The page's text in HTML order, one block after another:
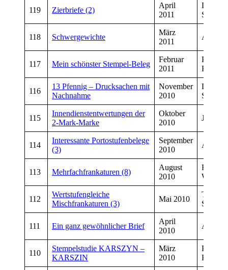
119 Zierbriefe (2)
April
2011
Dirk
118 Schwergewichte
März
2011
117 Mein schönster Stempel-Beleg
Februar
2011
Peter
116
13 Pfennig – Drucksachen mit
Nachnahme
November
2010
Dirk
115
Innendienstentwertungen der
2-Mark-Marke
Oktober
2010
Jürgen
114
Interessante Portostufenbelege
(3)
September
2010
113 Mehrfachfrankaturen (8)
August
2010
112
Wertstufengleiche
Mischfrankaturen (3)
Mai 2010
Thomas
Schulz
111 Ein ganz gewöhnlicher Brief
April
2010
Axel
110
Stempelstudie KARSZYN –
KARSZIN
März
2010
Peter